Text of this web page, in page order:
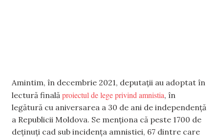
Amintim, în decembrie 2021, deputații au adoptat în
lectură finală proiectul de lege privind amnistia, în
legătură cu aniversarea a 30 de ani de independență
a Republicii Moldova. Se menționa că peste 1700 de
deținuți cad sub incidența amnistiei, 67 dintre care